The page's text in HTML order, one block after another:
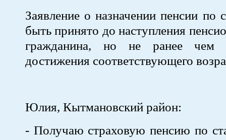
Заявление о назначении пенсии по
быть принято до наступления
гражданина, но не ранее
достижения соответствующего
Юлия, Кытмановский район:
- Получаю страховую пенсию по